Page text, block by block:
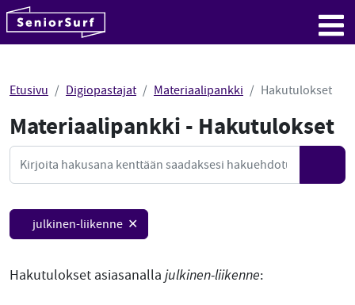
Hyppää sisältöön
Etusivu Digiopastajat Materiaalipankki Hakutulokset
Materiaalipankki - Hakutulokset
Haku
Hae
julkinen-liikenne ✕
Hakutulokset asiasanalla julkinen-liikenne: